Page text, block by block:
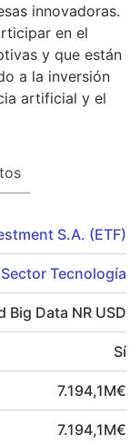
innovadoras.
en el
y que están
a la inversión
artificial y el
S.A. (ETF)
Sector Tecnología
Big Data NR USD
Sí
7.194,1M€
7.194,1M€